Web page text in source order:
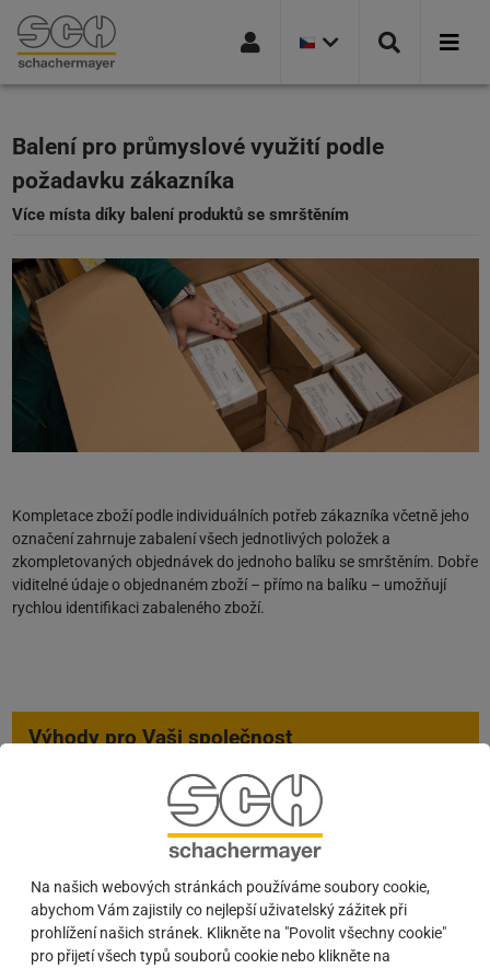
Na našich webových stránkách používáme soubory cookie,
abychom Vám zajistily co nejlepší uživatelský zážitek při
prohlížení našich stránek. Klikněte na "Povolit všechny cookie"
pro přijetí všech typů souborů cookie nebo klikněte na
ZEMĚ:
Balení pro průmyslové využití podle
požadavku zákazníka
Více místa díky balení produktů se smrštěním
Kompletace zboží podle individuálních potřeb zákazníka včetně jeho
označení zahrnuje zabalení všech jednotlivých položek a
zkompletovaných objednávek do jednoho balíku se smrštěním. Dobře
viditelné údaje o objednaném zboží – přímo na balíku – umožňují
rychlou identifikaci zabaleného zboží.
Výhody pro Vaši společnost
Optimální příprava pro další zpracování
Pokles nákladů na řízení
Etikety a doklady s datem objednání na balíku
Kontakt